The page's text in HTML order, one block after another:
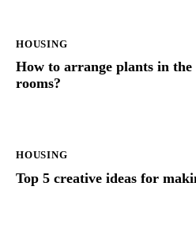
HOUSING
How to arrange plants in
rooms?
HOUSING
Top 5 creative ideas for